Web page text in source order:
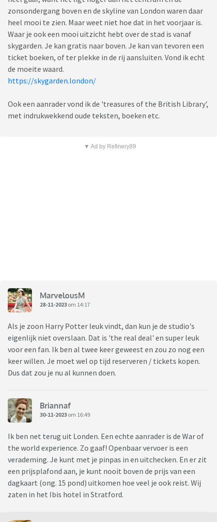
zonsondergang boven en de skyline van London waren daar
heel mooi te zien. Maar weet niet hoe dat in het voorjaar is.
Waar je ook een mooi uitzicht hebt over de stad is vanaf
skygarden. Je kan gratis naar boven. Je kan van tevoren een
ticket boeken, of ter plekke in de rij aansluiten. Vond ik echt
de moeite waard.
https://skygarden.london/
Ook een aanrader vond ik de 'treasures of the British Library',
met indrukwekkend oude teksten, boeken etc.
▼ Ad by Refinery89
MarvelousM
28-11-2023 om 14:17
Als je zoon Harry Potter leuk vindt, dan kun je de studio's
eigenlijk niet overslaan. Dat is 'the real deal' en super leuk
voor een fan. Ik ben al twee keer geweest en zou zo nog een
keer willen. Je moet wel op tijd reserveren / tickets kopen.
Dus dat zou je nu al kunnen doen.
Briannaf
30-11-2023 om 16:49
Ik ben net terug uit Londen. Een echte aanrader is de War of
the world experience. Zo gaaf! Openbaar vervoer is een
verademing. Je kunt met je pinpas in en uitchecken. En er zit
een prijsplafond aan, je kunt nooit boven de prijs van een
dagkaart (ong. 15 pond) uitkomen hoe veel je ook reist. Wij
zaten in het Ibis hotel in Stratford.